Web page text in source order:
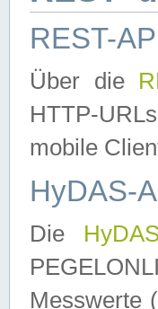
REST-
Über die
HTTP-
mobile
HyDAS-
Die
Messwerte